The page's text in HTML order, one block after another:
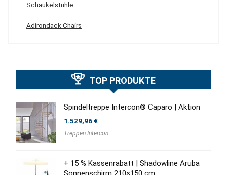
Schaukelstühle
Adirondack Chairs
TOP PRODUKTE
Spindeltreppe Intercon® Caparo | Aktion
1.529,96€
Treppen Intercon
+ 15 % Kassenrabatt | Shadowline Aruba